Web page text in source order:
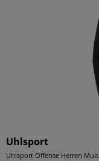
Uhlsport
Uhlsport Offense Herren